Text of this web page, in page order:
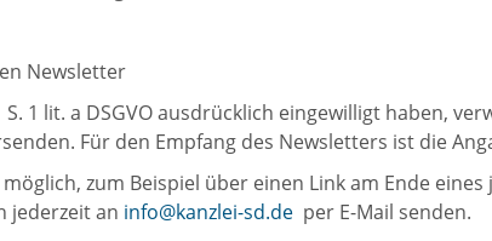
Newsletter
S. 1 lit. a DSGVO ausdrücklich eingewilligt haben,
Für den Empfang des Newsletters ist die
zum Beispiel über einen Link am Ende
jederzeit an info@kanzlei-sd.de per E-Mail senden.